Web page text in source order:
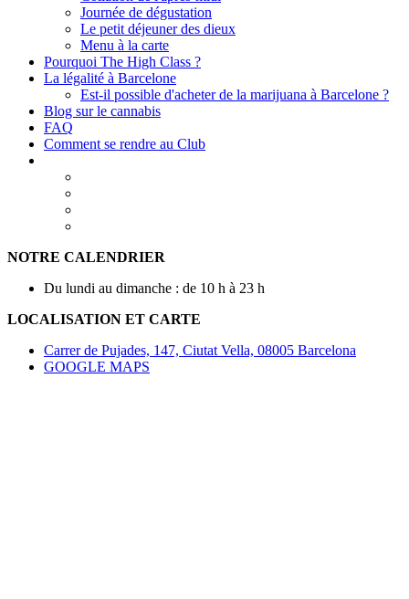
Journée de dégustation
Le petit déjeuner des dieux
Menu à la carte
Pourquoi The High Class ?
La légalité à Barcelone
Est-il possible d'acheter de la marijuana à Barcelone ?
Blog sur le cannabis
FAQ
Comment se rendre au Club
NOTRE CALENDRIER
Du lundi au dimanche : de 10 h à 23 h
LOCALISATION ET CARTE
Carrer de Pujades, 147, Ciutat Vella, 08005 Barcelona
GOOGLE MAPS